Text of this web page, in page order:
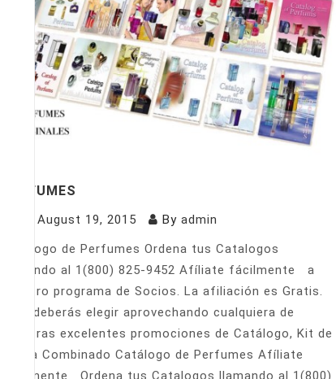
PERFUMES
August 19, 2015 By admin
Catálogo de Perfumes Ordena tus Catalogos
llamando al 1(800) 825-9452 Afíliate fácilmente a
nuestro programa de Socios. La afiliación es Gratis.
Sólo deberás elegir aprovechando cualquiera de
nuestras excelentes promociones de Catálogo, Kit de
Venta Combinado Catálogo de Perfumes Afíliate
fácilmente Ordena tus Catalogos llamando al 1(800)